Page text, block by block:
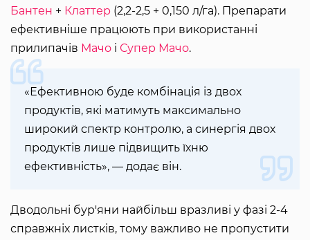
Бантен + Клаттер (2,2-2,5 + 0,150 л/га). Препарати
ефективніше працюють при використанні
прилипачів Мачо і Супер Мачо.
«Ефективною буде комбінація із двох
продуктів, які матимуть максимально
широкий спектр контролю, а синергія двох
продуктів лише підвищить їхню
ефективність», — додає він.
Дводольні бур'яни найбільш вразливі у фазі 2-4
справжніх листків, тому важливо не пропустити